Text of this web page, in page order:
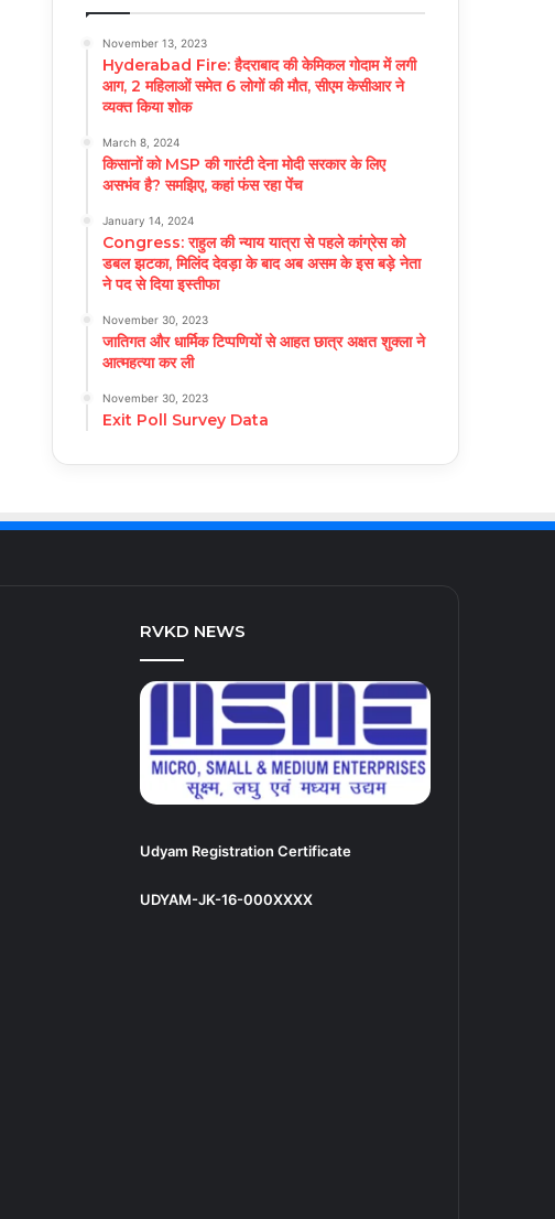
November 13, 2023
Hyderabad Fire: हैदराबाद की केमिकल गोदाम में लगी
आग, 2 महिलाओं समेत 6 लोगों की मौत, सीएम केसीआर ने
व्यक्त किया शोक
March 8, 2024
किसानों को MSP की गारंटी देना मोदी सरकार के लिए
असभंव है? समझिए, कहां फंस रहा पेंच
January 14, 2024
Congress: राहुल की न्याय यात्रा से पहले कांग्रेस को
डबल झटका, मिलिंद देवड़ा के बाद अब असम के इस बड़े नेता
ने पद से दिया इस्तीफा
November 30, 2023
जातिगत और धार्मिक टिप्पणियों से आहत छात्र अक्षत शुक्ला ने
आत्महत्या कर ली
November 30, 2023
Exit Poll Survey Data
RVKD NEWS
Udyam Registration Certificate
UDYAM-JK-16-000XXXX